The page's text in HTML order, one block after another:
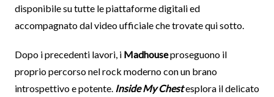
disponibile su tutte le piattaforme digitali ed
accompagnato dal video ufficiale che trovate qui sotto.
Dopo i precedenti lavori, i Madhouseproseguono il
proprio percorso nel rock moderno con un brano
introspettivo e potente. Inside My Chestesplora il delicato